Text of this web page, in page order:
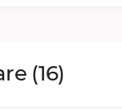
(16)